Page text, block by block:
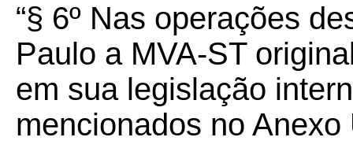
“§ 6º Nas operações
Paulo a MVA-ST
em sua legislação
mencionados no